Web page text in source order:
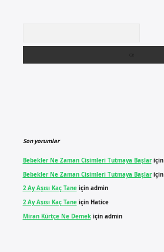
Son yorumlar
Bebekler Ne Zaman Cisimleri Tutmaya Başlariçin
Bebekler Ne Zaman Cisimleri Tutmaya Başlariçin
2 Ay Aşısı Kaç Taneiçin admin
2 Ay Aşısı Kaç Taneiçin Hatice
Miran Kürtçe Ne Demekiçin admin